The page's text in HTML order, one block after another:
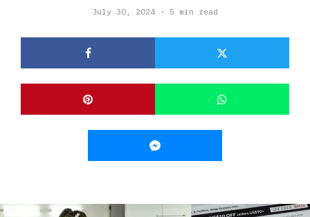
July 30, 2024 · 5 min read